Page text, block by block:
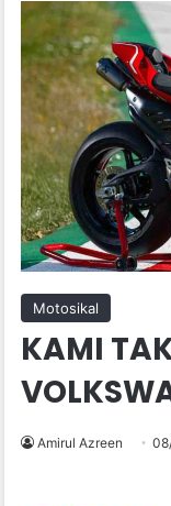
Motosikal
KAMI
Amirul Azreen